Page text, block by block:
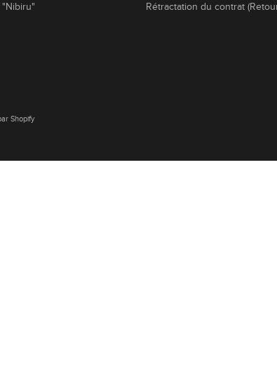
"Nibiru" Rétractation du contrat
Shopify